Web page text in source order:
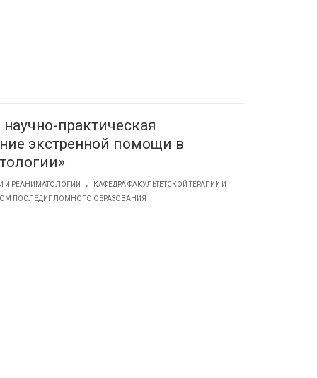
практическая
экстренной помощи в
И РЕАНИМАТОЛОГИИ .
КАФЕДРА ФАКУЛЬТЕТСКОЙ ТЕРАПИИ И
ПОСЛЕДИПЛОМНОГО ОБРАЗОВАНИЯ